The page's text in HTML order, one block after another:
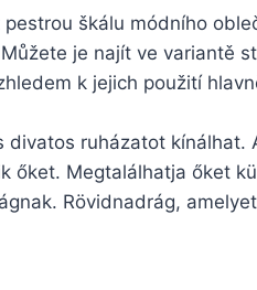
škálu módního
je najít ve variantě
k jejich použití
ruházatot
őket. Megtalálhatja őket
Rövidnadrág,